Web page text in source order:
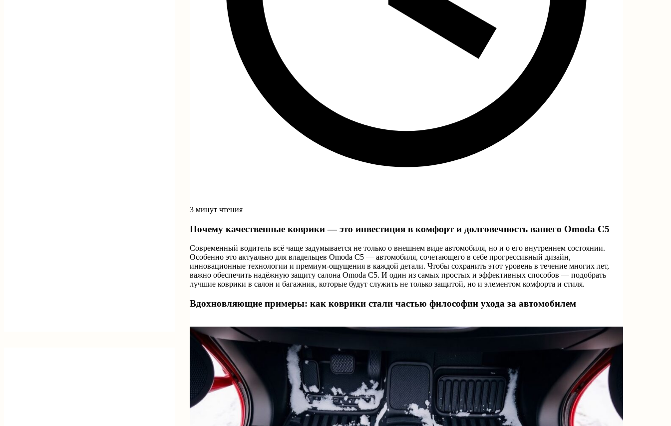
3 минут чтения
Почему качественные коврики — это инвестиция в комфорт и долговечность вашего Omoda C5
Современный водитель всё чаще задумывается не только о внешнем виде автомобиля, но и о его внутреннем состоянии.
Особенно это актуально для владельцев Omoda C5 — автомобиля, сочетающего в себе прогрессивный дизайн,
инновационные технологии и премиум-ощущения в каждой детали. Чтобы сохранить этот уровень в течение многих лет,
важно обеспечить надёжную защиту салона Omoda C5. И один из самых простых и эффективных способов — подобрать
лучшие коврики в салон и багажник, которые будут служить не только защитой, но и элементом комфорта и стиля.
Вдохновляющие примеры: как коврики стали частью философии ухода за автомобилем